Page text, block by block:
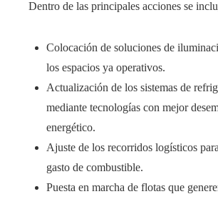
Dentro de las principales acciones se
Colocación de soluciones de
los espacios ya operativos.
Actualización de los sistemas de
mediante tecnologías con mejor
energético.
Ajuste de los recorridos logísticos
gasto de combustible.
Puesta en marcha de flotas que